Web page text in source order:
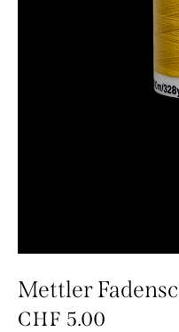
Mettler
CHF 5.00